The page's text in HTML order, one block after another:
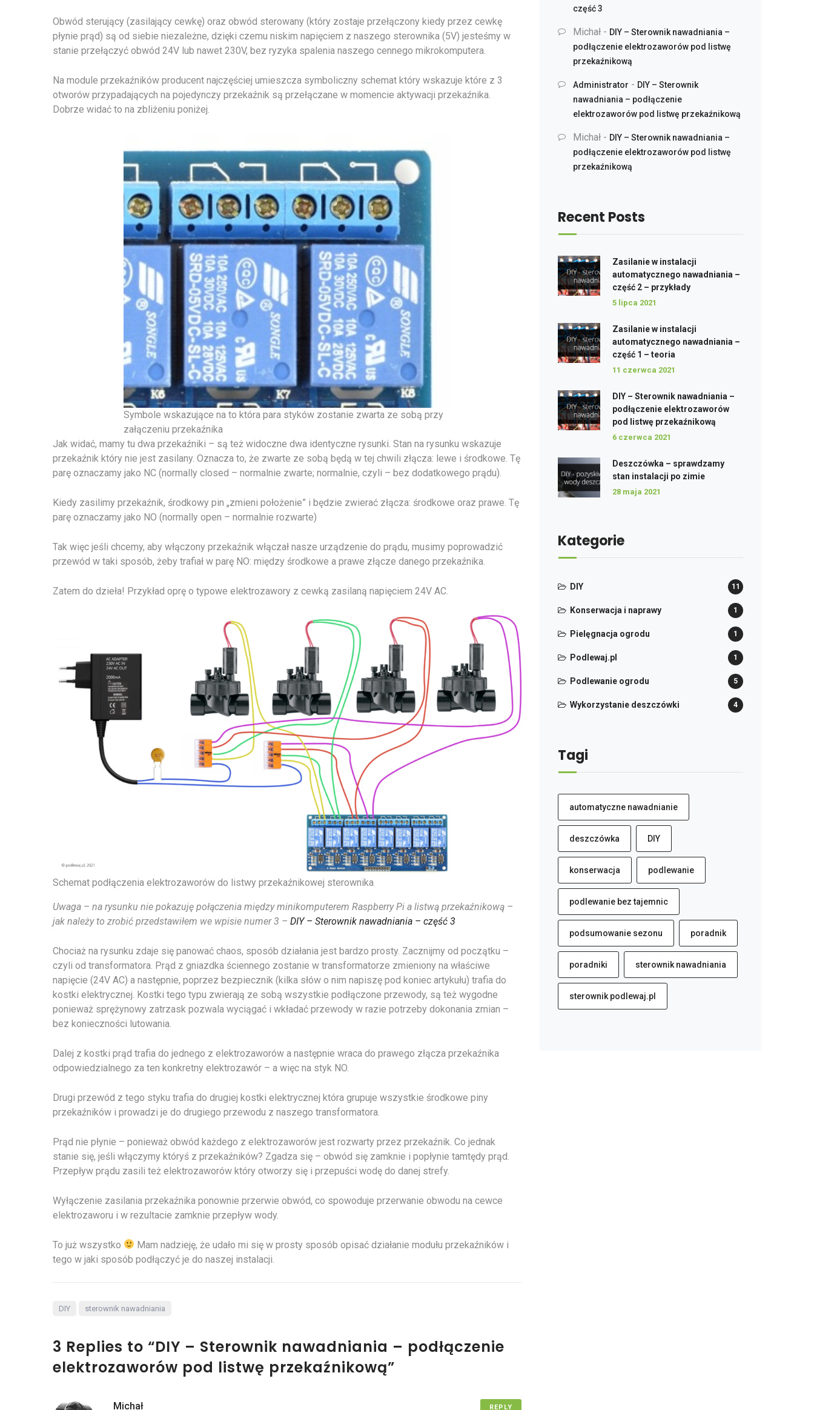
Obwód sterujący (zasilający cewkę) oraz obwód sterowany (który zostaje przełączony kiedy przez cewkę
płynie prąd) są od siebie niezależne, dzięki czemu niskim napięciem z naszego sterownika (5V) jesteśmy w
stanie przełączyć obwód 24V lub nawet 230V, bez ryzyka spalenia naszego cennego mikrokomputera.
Na module przekaźników producent najczęściej umieszcza symboliczny schemat który wskazuje które z 3
otworów przypadających na pojedynczy przekaźnik są przełączane w momencie aktywacji przekaźnika.
Dobrze widać to na zbliżeniu poniżej.
Symbole wskazujące na to która para styków zostanie zwarta ze sobą przy
załączeniu przekaźnika
Jak widać, mamy tu dwa przekaźniki – są też widoczne dwa identyczne rysunki. Stan na rysunku wskazuje
przekaźnik który nie jest zasilany. Oznacza to, że zwarte ze sobą będą w tej chwili złącza: lewe i środkowe. Tę
parę oznaczamy jako NC (normally closed – normalnie zwarte; normalnie, czyli – bez dodatkowego prądu).
Kiedy zasilimy przekaźnik, środkowy pin „zmieni położenie” i będzie zwierać złącza: środkowe oraz prawe. Tę
parę oznaczamy jako NO (normally open – normalnie rozwarte)
Tak więc jeśli chcemy, aby włączony przekaźnik włączał nasze urządzenie do prądu, musimy poprowadzić
przewód w taki sposób, żeby trafiał w parę NO: między środkowe a prawe złącze danego przekaźnika.
Zatem do dzieła! Przykład oprę o typowe elektrozawory z cewką zasilaną napięciem 24V AC.
Schemat podłączenia elektrozaworów do listwy przekaźnikowej sterownika
Uwaga – na rysunku nie pokazuję połączenia między minikomputerem Raspberry Pi a listwą przekaźnikową –
jak należy to zrobić przedstawiłem we wpisie numer 3 – DIY – Sterownik nawadniania – część 3
Chociaż na rysunku zdaje się panować chaos, sposób działania jest bardzo prosty. Zacznijmy od początku –
czyli od transformatora. Prąd z gniazdka ściennego zostanie w transformatorze zmieniony na właściwe
napięcie (24V AC) a następnie, poprzez bezpiecznik (kilka słów o nim napiszę pod koniec artykułu) trafia do
kostki elektrycznej. Kostki tego typu zwierają ze sobą wszystkie podłączone przewody, są też wygodne
ponieważ sprężynowy zatrzask pozwala wyciągać i wkładać przewody w razie potrzeby dokonania zmian –
bez konieczności lutowania.
Dalej z kostki prąd trafia do jednego z elektrozaworów a następnie wraca do prawego złącza przekaźnika
odpowiedzialnego za ten konkretny elektrozawór – a więc na styk NO.
Drugi przewód z tego styku trafia do drugiej kostki elektrycznej która grupuje wszystkie środkowe piny
przekaźników i prowadzi je do drugiego przewodu z naszego transformatora.
Prąd nie płynie – ponieważ obwód każdego z elektrozaworów jest rozwarty przez przekaźnik. Co jednak
stanie się, jeśli włączymy któryś z przekaźników? Zgadza się – obwód się zamknie i popłynie tamtędy prąd.
Przepływ prądu zasili też elektrozaworów który otworzy się i przepuści wodę do danej strefy.
Wyłączenie zasilania przekaźnika ponownie przerwie obwód, co spowoduje przerwanie obwodu na cewce
elektrozaworu i w rezultacie zamknie przepływ wody.
To już wszystko
Mam nadzieję, że udało mi się w prosty sposób opisać działanie modułu przekaźników i
tego w jaki sposób podłączyć je do naszej instalacji.
DIY sterownik nawadniania
3 Replies to “DIY – Sterownik nawadniania – podłączenie
elektrozaworów pod listwę przekaźnikową”
Michał REPLY
część 3
Michał - DIY – Sterownik nawadniania –
podłączenie elektrozaworów pod listwę
przekaźnikową
Administrator - DIY – Sterownik
nawadniania – podłączenie
elektrozaworów pod listwę przekaźnikową
Michał - DIY – Sterownik nawadniania –
podłączenie elektrozaworów pod listwę
przekaźnikową
Recent Posts
Zasilanie w instalacji
automatycznego nawadniania –
część 2 – przykłady
5 lipca 2021
Zasilanie w instalacji
automatycznego nawadniania –
część 1 – teoria
11 czerwca 2021
DIY – Sterownik nawadniania –
podłączenie elektrozaworów
pod listwę przekaźnikową
6 czerwca 2021
Deszczówka – sprawdzamy
stan instalacji po zimie
28 maja 2021
Kategorie
DIY 11
Konserwacja i naprawy 1
Pielęgnacja ogrodu 1
Podlewaj.pl 1
Podlewanie ogrodu 5
Wykorzystanie deszczówki 4
Tagi
automatyczne nawadnianie
deszczówka DIY
konserwacja podlewanie
podlewanie bez tajemnic
podsumowanie sezonu poradnik
poradniki sterownik nawadniania
sterownik podlewaj.pl